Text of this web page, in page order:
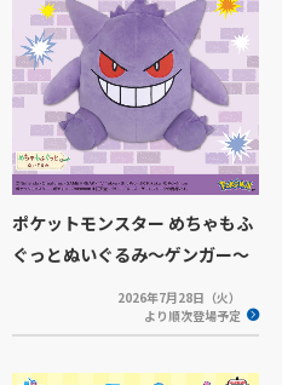
ポケットモンスター めちゃもふ
ぐっとぬいぐるみ～ゲンガー～
2026年7月28日（火）
より順次登場予定